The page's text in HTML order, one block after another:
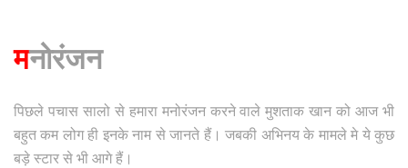
मनोरंजन
पिछले पचास सालो से हमारा मनोरंजन करने वाले मुशताक खान को आज भी
बहुत कम लोग ही इनके नाम से जानते हैं। जबकी अभिनय के मामले मे ये कुछ
बड़े स्टार से भी आगे हैं।